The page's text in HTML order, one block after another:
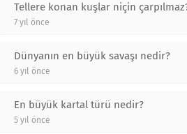
Tellere konan kuşlar niçin
7 yıl önce
Dünyanın en büyük savaşı nedir?
6 yıl önce
En büyük kartal türü nedir?
5 yıl önce